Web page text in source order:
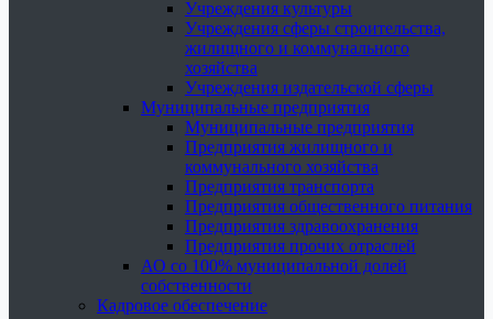
Учреждения культуры
Учреждения сферы строительства,
жилищного и коммунального
хозяйства
Учреждения издательской сферы
Муниципальные предприятия
Муниципальные предприятия
Предприятия жилищного и
коммунального хозяйства
Предприятия транспорта
Предприятия общественного питания
Предприятия здравоохранения
Предприятия прочих отраслей
АО со 100% муниципальной долей
собственности
Кадровое обеспечение